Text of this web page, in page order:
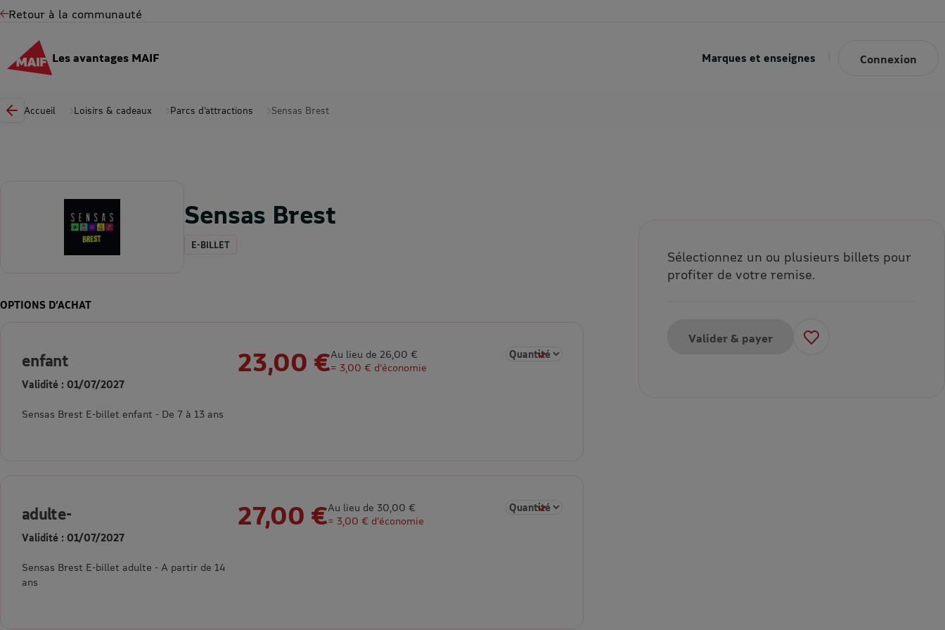
Retour à la communauté
Les avantages MAIF Marques et enseignes Connexion
Accueil Loisirs & cadeaux Parcs d’attractions Sensas Brest
Sensas Brest
E-BILLET
OPTIONS D’ACHAT
enfant
Validité : 01/07/2027
Sensas Brest E-billet enfant - De 7 à 13 ans
23,00 €Au lieu de 26,00 €
= 3,00 € d’économie
Sélectionner la quantité pour enfant
adulte-
Validité : 01/07/2027
Sensas Brest E-billet adulte - A partir de 14
ans
27,00 €Au lieu de 30,00 €
= 3,00 € d’économie
Sélectionner la quantité pour adulte-
Sélectionnez un ou plusieurs billets pour
profiter de votre remise.
Valider & payer